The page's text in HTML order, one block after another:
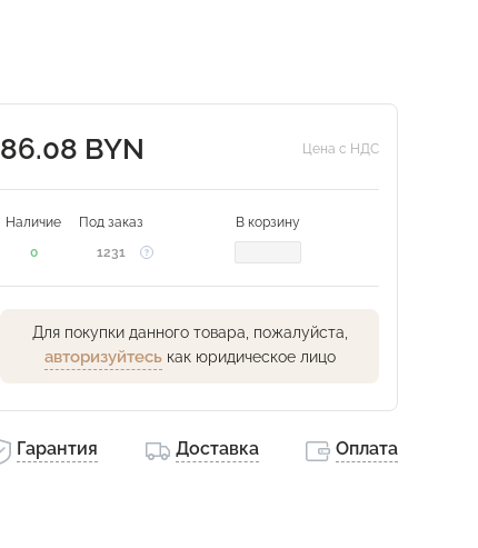
86.08 BYN Цена с НДС
Наличие Под заказ
В корзину
0
1231
Для покупки данного товара, пожалуйста,
авторизуйтеськак юридическое лицо
Гарантия Доставка Оплата